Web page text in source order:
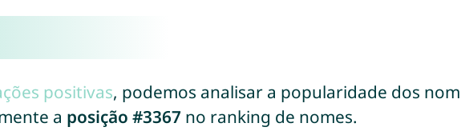
positivas, podemos analisar a popularidade dos
a posição #3367 no ranking de nomes.